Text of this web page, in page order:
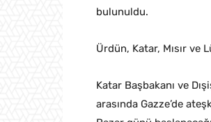
bulunuldu.
Ürdün, Katar, Mısır ve
Katar Başbakanı ve
arasında Gazze’de